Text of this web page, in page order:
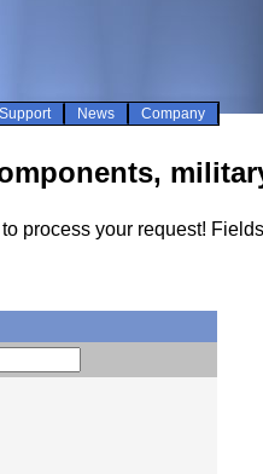
News Company
process your request!